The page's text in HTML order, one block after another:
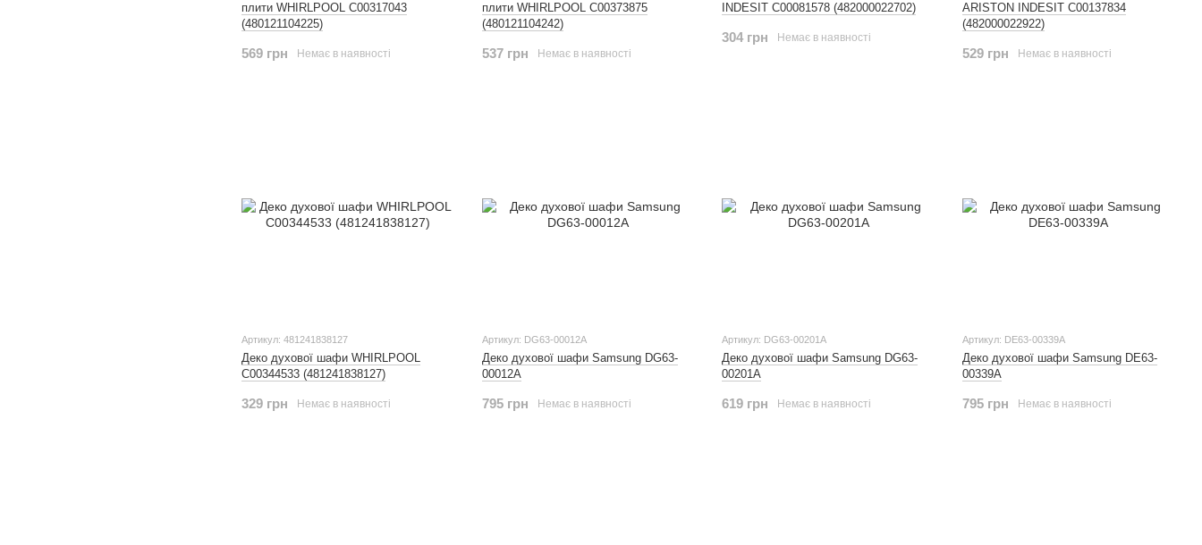
плити WHIRLPOOL C00317043
(480121104225)
569 грн Немає в наявності
плити WHIRLPOOL C00373875
(480121104242)
537 грн Немає в наявності
INDESIT C00081578 (482000022702)
304 грн Немає в наявності
ARISTON INDESIT C00137834
(482000022922)
529 грн Немає в наявності
Артикул: 481241838127
Деко духової шафи WHIRLPOOL
C00344533 (481241838127)
329 грн Немає в наявності
Артикул: DG63-00012A
Деко духової шафи Samsung DG63-
00012A
795 грн Немає в наявності
Артикул: DG63-00201A
Деко духової шафи Samsung DG63-
00201A
619 грн Немає в наявності
Артикул: DE63-00339A
Деко духової шафи Samsung DE63-
00339A
795 грн Немає в наявності